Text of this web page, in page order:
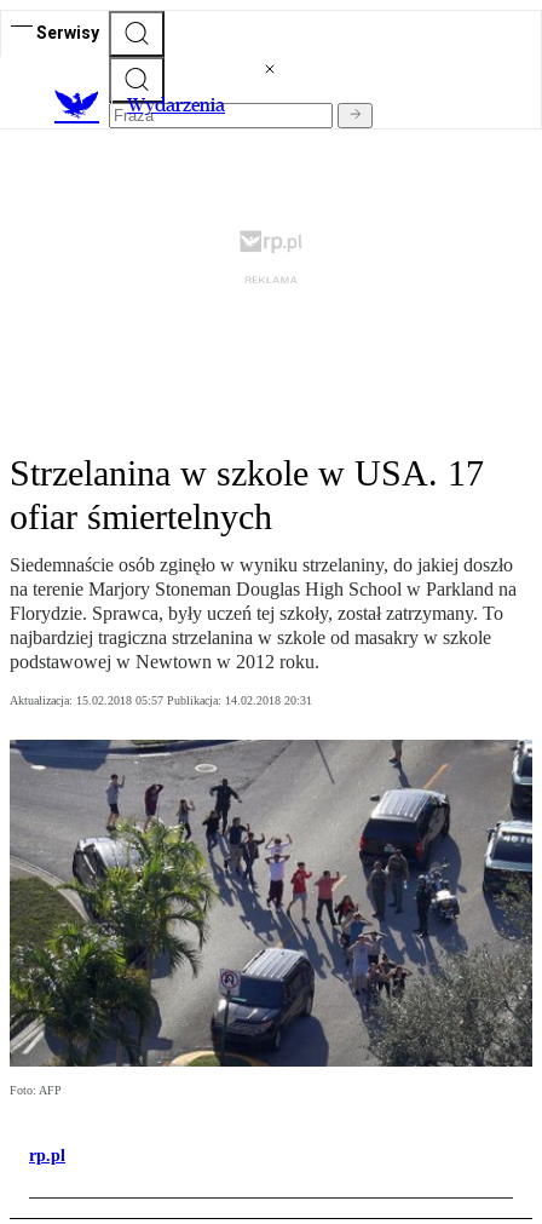
Serwisy
Wydarzenia
Strzelanina w szkole w USA. 17
ofiar śmiertelnych
Siedemnaście osób zginęło w wyniku strzelaniny, do jakiej doszło
na terenie Marjory Stoneman Douglas High School w Parkland na
Florydzie. Sprawca, były uczeń tej szkoły, został zatrzymany. To
najbardziej tragiczna strzelanina w szkole od masakry w szkole
podstawowej w Newtown w 2012 roku.
Aktualizacja: 15.02.2018 05:57 Publikacja: 14.02.2018 20:31
Foto: AFP
rp.pl